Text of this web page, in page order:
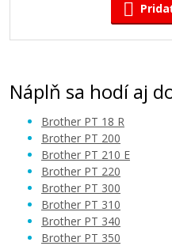
Náplň sa hodí aj
Brother PT 18 R
Brother PT 200
Brother PT 210 E
Brother PT 220
Brother PT 300
Brother PT 310
Brother PT 340
Brother PT 350